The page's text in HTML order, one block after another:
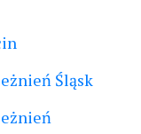
Śląsk